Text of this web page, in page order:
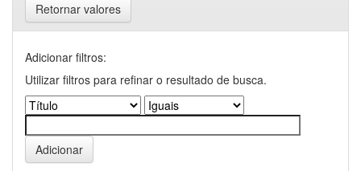
Retornar valores
Adicionar filtros:
Utilizar filtros para refinar o resultado de busca.